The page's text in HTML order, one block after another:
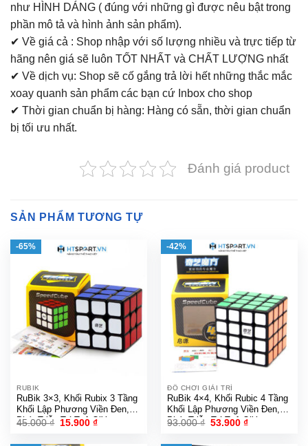
như HÌNH DÁNG ( đúng với những gì được nêu bật trong
phần mô tả và hình ảnh sản phẩm).
✔ Về giá cả : Shop nhập với số lượng nhiều và trực tiếp từ
hãng nên giá sẽ luôn TỐT NHẤT và CHẤT LƯỢNG nhất
✔ Về dịch vụ: Shop sẽ cố gắng trả lời hết những thắc mắc
xoay quanh sản phẩm các bạn cứ Inbox cho shop
✔ Thời gian chuẩn bị hàng: Hàng có sẵn, thời gian chuẩn
bị tối ưu nhất.
Đánh giá product
SẢN PHẨM TƯƠNG TỰ
-65%
RUBIK
RuBik 3×3, Khối Rubix 3 Tầng
Khối Lập Phương Viền Đen,
Phát Triễn Trí Tuệ QiYuan
45.000₫ Giá
15.900₫Giá
-42%
ĐỒ CHƠI GIẢI TRÍ
RuBik 4×4, Khối Rubic 4 Tầng
Khối Lập Phương Viền Đen,
Phát Triễn Trí Tuệ QiYuan
93.000₫ Giá
53.900₫Giá